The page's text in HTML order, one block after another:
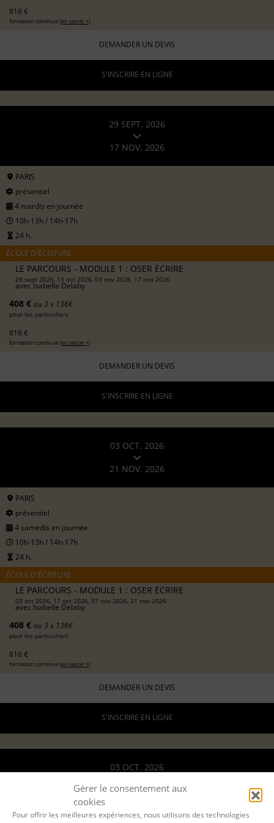
Gérer le consentement aux
cookies
Pour offrir les meilleures expériences, nous utilisons des technologies
816 €
formation continue (en savoir +)
DEMANDER UN DEVIS
S'INSCRIRE EN LIGNE
29 SEPT. 2026
17 NOV. 2026
PARIS
présentiel
4 mardis en journée
10h-13h / 14h-17h
24 h.
ÉCOLE D'ÉCRITURE
LE PARCOURS - MODULE 1 : OSER ÉCRIRE
29 sept 2026, 13 oct 2026, 03 nov 2026, 17 nov 2026
avecIsabelle Delaby
408 € ou 3 x 136€
pour les particuliers
816 €
formation continue (en savoir +)
DEMANDER UN DEVIS
S'INSCRIRE EN LIGNE
03 OCT. 2026
21 NOV. 2026
PARIS
présentiel
4 samedis en journée
10h-13h / 14h-17h
24 h.
ÉCOLE D'ÉCRITURE
LE PARCOURS - MODULE 1 : OSER ÉCRIRE
03 oct 2026, 17 oct 2026, 07 nov 2026, 21 nov 2026
avec Isabelle Delaby
408 € ou 3 x 136€
pour les particuliers
816 €
formation continue (en savoir +)
DEMANDER UN DEVIS
S'INSCRIRE EN LIGNE
03 OCT. 2026
12 DÉC. 2026
LYON